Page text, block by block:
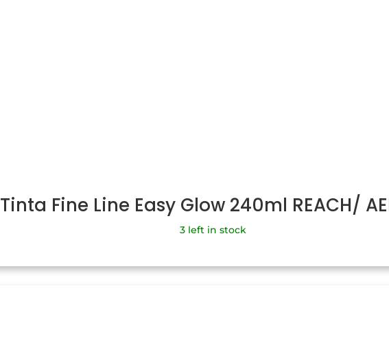
Tinta Fine Line Easy Glow 240ml REACH/
3 left in stock